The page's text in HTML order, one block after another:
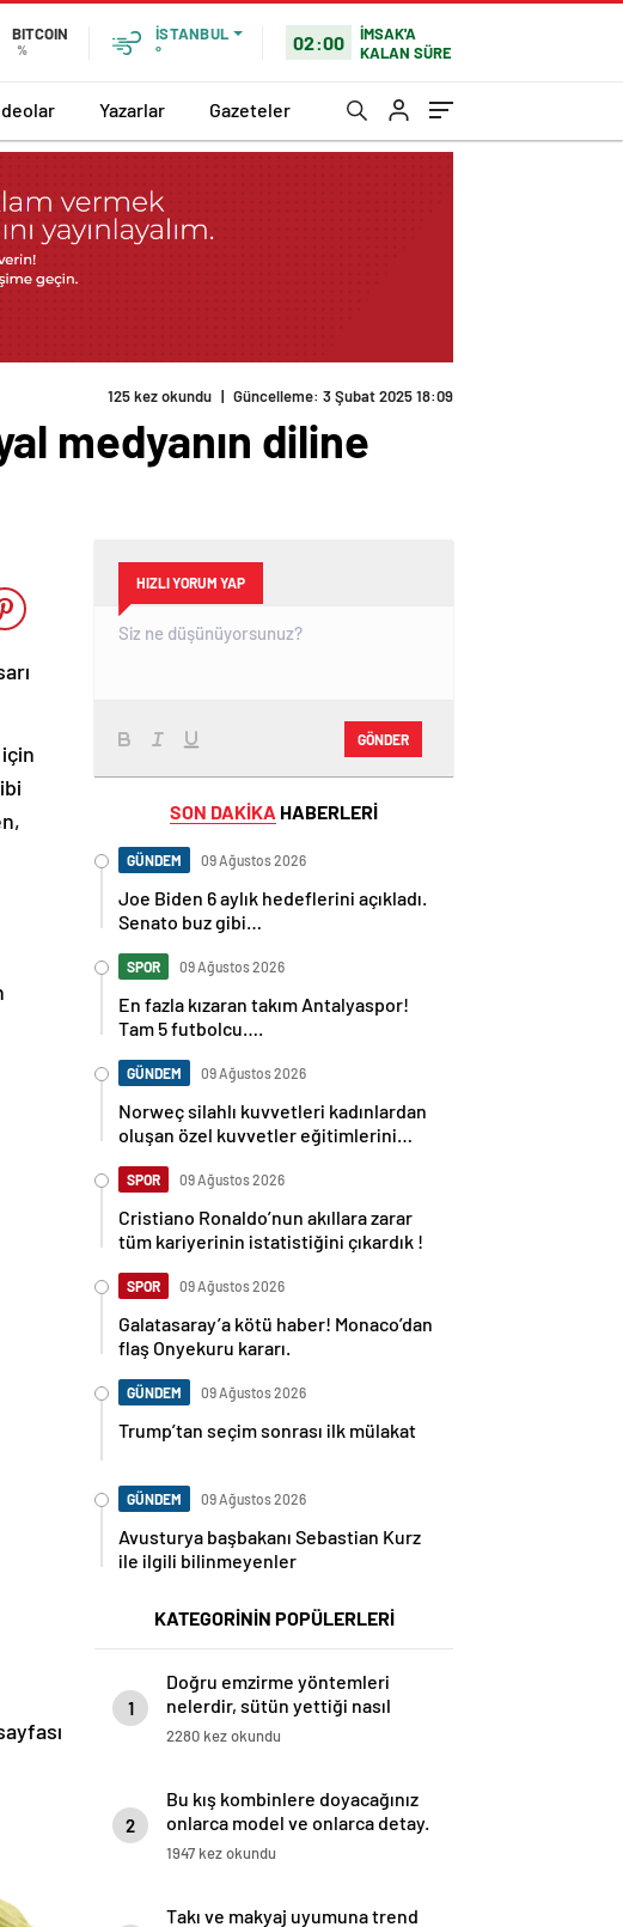
BITCOIN
%
İSTANBUL
°
02:00
İMSAK'A
KALAN SÜRE
Yazarlar Gazeteler
125 kez okundu | Güncelleme: 3 Şubat 2025 18:09
medyanın diline
HIZLI YORUM YAP
GÖNDER
SON DAKİKA HABERLERİ
GÜNDEM 09 Ağustos 2026
Joe Biden 6 aylık hedeflerini açıkladı.
Senato buz gibi…
SPOR 09 Ağustos 2026
En fazla kızaran takım Antalyaspor!
Tam 5 futbolcu….
GÜNDEM 09 Ağustos 2026
Norweç silahlı kuvvetleri kadınlardan
oluşan özel kuvvetler eğitimlerini
SPOR 09 Ağustos 2026
Cristiano Ronaldo’nun akıllara zarar
tüm kariyerinin istatistiğini çıkardık !
SPOR 09 Ağustos 2026
Galatasaray’a kötü haber! Monaco’dan
flaş Onyekuru kararı.
GÜNDEM 09 Ağustos 2026
Trump’tan seçim sonrası ilk mülakat
GÜNDEM 09 Ağustos 2026
Avusturya başbakanı Sebastian Kurz
ile ilgili bilinmeyenler
KATEGORİNİN POPÜLERLERİ
1
Doğru emzirme yöntemleri
nelerdir, sütün yettiği nasıl
anlaşılır?
2280 kez okundu
2
Bu kış kombinlere doyacağınız
onlarca model ve onlarca detay.
1947 kez okundu
Takı ve makyaj uyumuna trend